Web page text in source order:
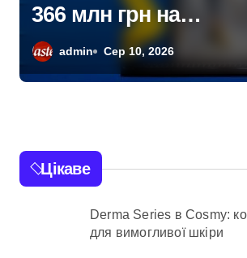
Києві знову
забруднене:
нафтопродукти
8 серпня
admin Сер 9, 2026
Цікаве
Derma Series в Cosmy:
для вимогливої шкіри